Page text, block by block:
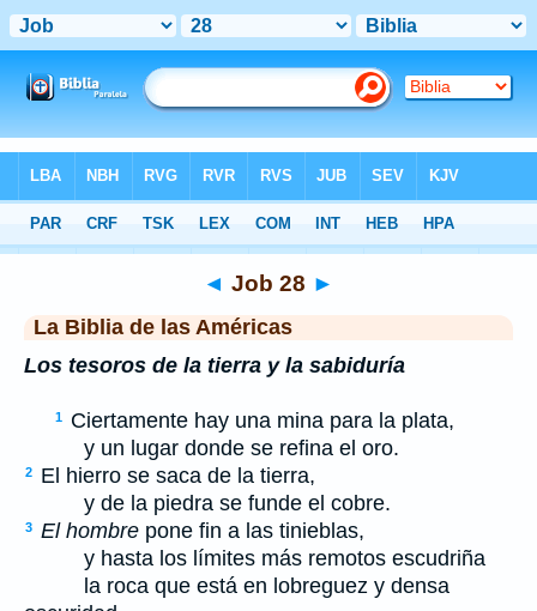
>LBLA > Job 28
◄ Job 28 ►
La Biblia de las Américas
Los tesoros de la tierra y la sabiduría
1
Ciertamente hay una mina para la plata,
y un lugar donde se refina el oro.
2
El hierro se saca de la tierra,
y de la piedra se funde el cobre.
3 El hombre pone fin a las tinieblas,
y hasta los límites más remotos escudriña
la roca que está en lobreguez y densa